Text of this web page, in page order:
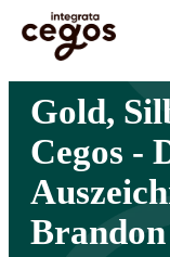
Skip to main content
Sie sind hier:Startseite
Bronze für Cegos -
Gold,
Cegos -